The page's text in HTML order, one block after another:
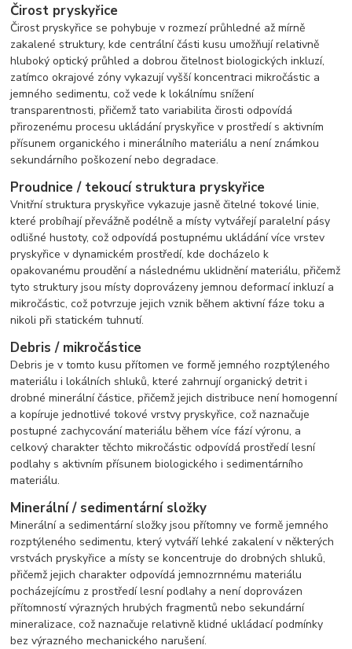
Čirost pryskyřice
Čirost pryskyřice se pohybuje v rozmezí průhledné až mírně
zakalené struktury, kde centrální části kusu umožňují relativně
hluboký optický průhled a dobrou čitelnost biologických inkluzí,
zatímco okrajové zóny vykazují vyšší koncentraci mikročástic a
jemného sedimentu, což vede k lokálnímu snížení
transparentnosti, přičemž tato variabilita čirosti odpovídá
přirozenému procesu ukládání pryskyřice v prostředí s aktivním
přísunem organického i minerálního materiálu a není známkou
sekundárního poškození nebo degradace.
Proudnice / tekoucí struktura pryskyřice
Vnitřní struktura pryskyřice vykazuje jasně čitelné tokové linie,
které probíhají převážně podélně a místy vytvářejí paralelní pásy
odlišné hustoty, což odpovídá postupnému ukládání více vrstev
pryskyřice v dynamickém prostředí, kde docházelo k
opakovanému proudění a následnému uklidnění materiálu, přičemž
tyto struktury jsou místy doprovázeny jemnou deformací inkluzí a
mikročástic, což potvrzuje jejich vznik během aktivní fáze toku a
nikoli při statickém tuhnutí.
Debris / mikročástice
Debris je v tomto kusu přítomen ve formě jemného rozptýleného
materiálu i lokálních shluků, které zahrnují organický detrit i
drobné minerální částice, přičemž jejich distribuce není homogenní
a kopíruje jednotlivé tokové vrstvy pryskyřice, což naznačuje
postupné zachycování materiálu během více fází výronu, a
celkový charakter těchto mikročástic odpovídá prostředí lesní
podlahy s aktivním přísunem biologického i sedimentárního
materiálu.
Minerální / sedimentární složky
Minerální a sedimentární složky jsou přítomny ve formě jemného
rozptýleného sedimentu, který vytváří lehké zakalení v některých
vrstvách pryskyřice a místy se koncentruje do drobných shluků,
přičemž jejich charakter odpovídá jemnozrnnému materiálu
pocházejícímu z prostředí lesní podlahy a není doprovázen
přítomností výrazných hrubých fragmentů nebo sekundární
mineralizace, což naznačuje relativně klidné ukládací podmínky
bez výrazného mechanického narušení.